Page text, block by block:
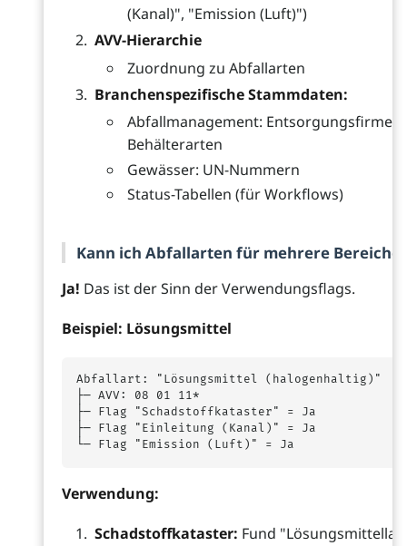
(Kanal)", "Emission (Luft)")
AVV-Hierarchie
Zuordnung zu Abfallarten
Branchenspezifische Stammdaten:
Abfallmanagement:
Behälterarten
Gewässer: UN-Nummern
Status-Tabellen (für Workflows)
Kann ich Abfallarten für mehrere Bereiche
Ja! Das ist der Sinn der Verwendungsflags.
Beispiel: Lösungsmittel
Abfallart: "Lösungsmittel (halogenhaltig)"
├─ AVV: 08 01 11*
├─ Flag "Schadstoffkataster" = Ja
├─ Flag "Einleitung (Kanal)" = Ja
Verwendung:
Schadstoffkataster: Fund